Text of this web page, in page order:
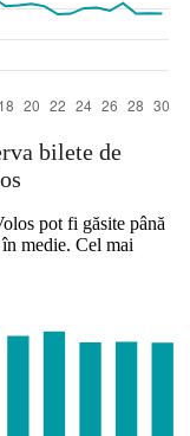
bilete de
pot fi găsite până
medie. Cel mai